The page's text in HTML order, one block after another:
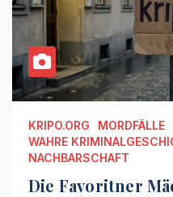
KRIPO.ORG MORDFÄLLE
WAHRE
NACHBARSCHAFT
Die Favoritner